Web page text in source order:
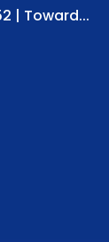
| Toward...